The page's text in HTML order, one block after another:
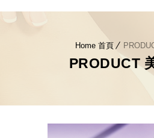
Home 首頁
PRODUCT